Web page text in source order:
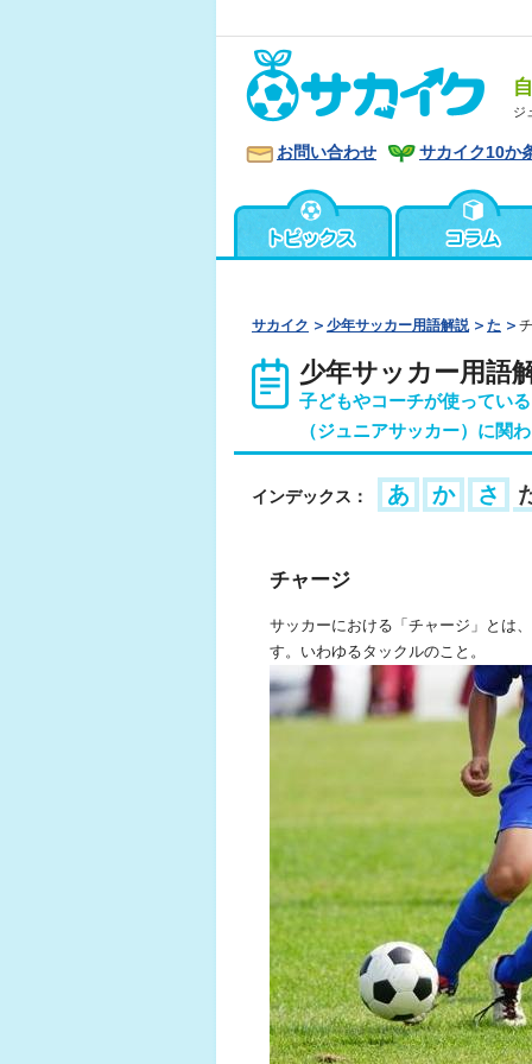
ジ
お問い合わせ サカイク10か
サカイク 少年サッカー用語解説 た
少年サッカー用語
子どもやコーチが使ってい
（ジュニアサッカー）に関
インデックス： あ か さ
チャージ
サッカーにおける「チャージ」とは
す。いわゆるタックルのこと。